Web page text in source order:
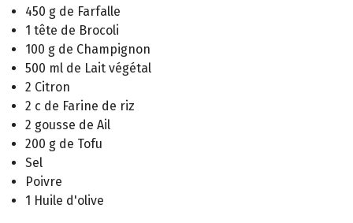
450 g de Farfalle
1 tête de Brocoli
100 g de Champignon
500 ml de Lait végétal
2 Citron
2 c de Farine de riz
2 gousse de Ail
200 g de Tofu
Sel
Poivre
1 Huile d'olive